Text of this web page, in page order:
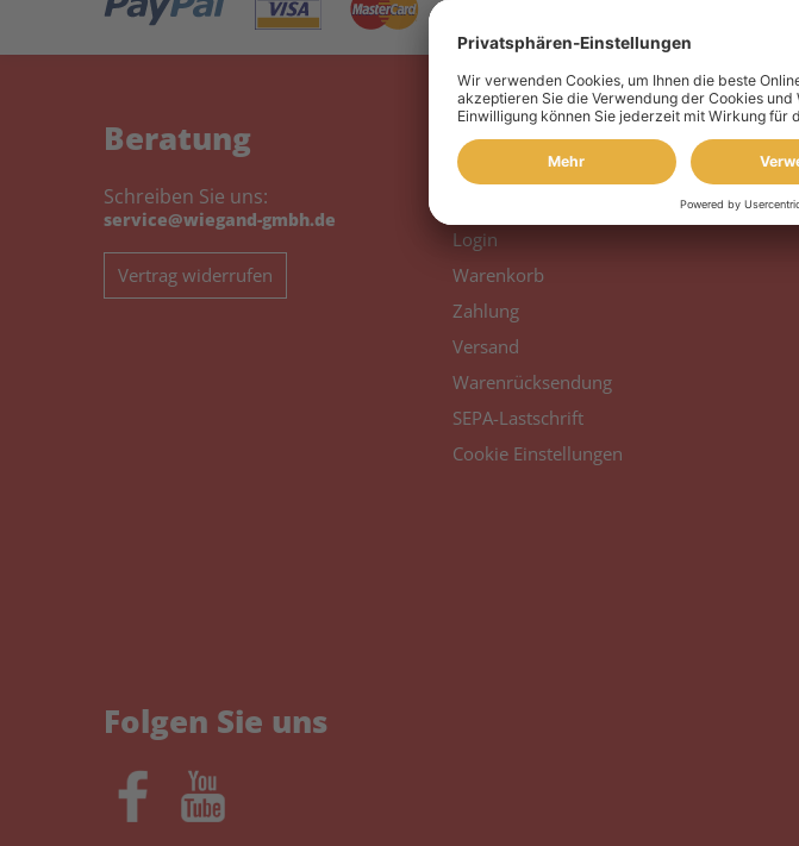
Beratung
Schreiben Sie uns:
service@wiegand-gmbh.de
Vertrag widerrufen
Mein Konto
Login
Warenkorb
Zahlung
Versand
Warenrücksendung
SEPA-Lastschrift
Cookie Einstellungen
Folgen Sie uns